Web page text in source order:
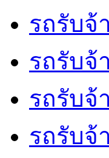
รถรับจ้
รถรับจ้
รถรับจ้
รถรับจ้